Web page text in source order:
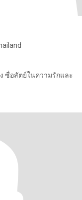
ซื่อสัตย์ในความรักและ